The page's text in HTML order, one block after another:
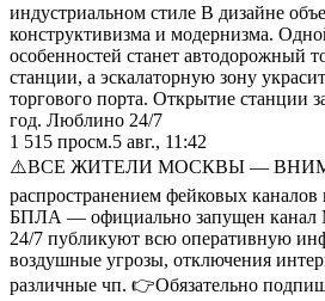
индустриальном стиле В дизайне
конструктивизма и модернизма.
особенностей станет автодорожный
станции, а эскалаторную зону
торгового порта. Открытие станции
год. Люблино 24/7
1 515 просм.5 авг., 11:42
⚠️ВСЕ ЖИТЕЛИ МОСКВЫ —
распространением фейковых
БПЛА — официально запущен канал
24/7 публикуют всю оперативную
воздушные угрозы, отключения
различные чп. 👉Обязательно